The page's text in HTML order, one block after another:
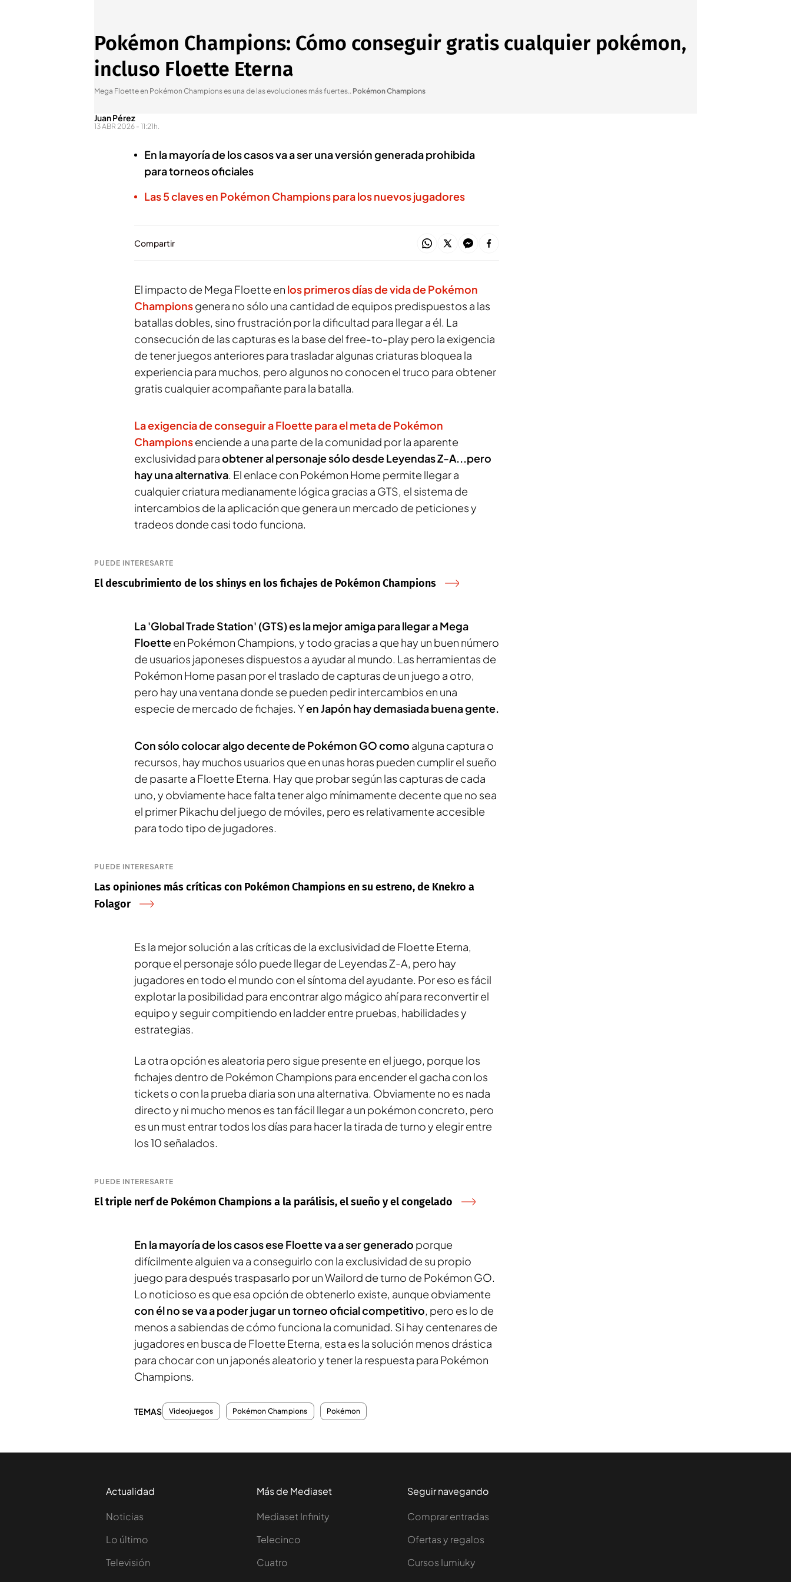
Pokémon Champions: Cómo conseguir gratis cualquier pokémon,
incluso Floette Eterna
Mega Floette en Pokémon Champions es una de las evoluciones más fuertes.. Pokémon Champions
Juan Pérez
13 ABR 2026 - 11:21h.
En la mayoría de los casos va a ser una versión generada prohibida
para torneos oficiales
Las 5 claves en Pokémon Champions para los nuevos jugadores
Compartir
El impacto de Mega Floette en los primeros días de vida de Pokémon
Championsgenera no sólo una cantidad de equipos predispuestos a las
batallas dobles, sino frustración por la dificultad para llegar a él. La
consecución de las capturas es la base del free-to-play pero la exigencia
de tener juegos anteriores para trasladar algunas criaturas bloquea la
experiencia para muchos, pero algunos no conocen el truco para obtener
gratis cualquier acompañante para la batalla.
La exigencia de conseguir a Floette para el meta de Pokémon
Championsenciende a una parte de la comunidad por la aparente
exclusividad paraobtener al personaje sólo desde Leyendas Z-A...pero
hay una alternativa. El enlace con Pokémon Home permite llegar a
cualquier criatura medianamente lógica gracias a GTS, el sistema de
intercambios de la aplicación que genera un mercado de peticiones y
tradeos donde casi todo funciona.
PUEDE INTERESARTE
El descubrimiento de los shinys en los fichajes de Pokémon Champions
La 'Global Trade Station' (GTS) es la mejor amiga para llegar a Mega
Floetteen Pokémon Champions, y todo gracias a que hay un buen número
de usuarios japoneses dispuestos a ayudar al mundo. Las herramientas de
Pokémon Home pasan por el traslado de capturas de un juego a otro,
pero hay una ventana donde se pueden pedir intercambios en una
especie de mercado de fichajes. Yen Japón hay demasiada buena gente.
Con sólo colocar algo decente de Pokémon GO como alguna captura o
recursos, hay muchos usuarios que en unas horas pueden cumplir el sueño
de pasarte a Floette Eterna. Hay que probar según las capturas de cada
uno, y obviamente hace falta tener algo mínimamente decente que no sea
el primer Pikachu del juego de móviles, pero es relativamente accesible
para todo tipo de jugadores.
PUEDE INTERESARTE
Las opiniones más críticas con Pokémon Champions en su estreno, de Knekro a
Folagor
Es la mejor solución a las críticas de la exclusividad de Floette Eterna,
porque el personaje sólo puede llegar de Leyendas Z-A, pero hay
jugadores en todo el mundo con el síntoma del ayudante. Por eso es fácil
explotar la posibilidad para encontrar algo mágico ahí para reconvertir el
equipo y seguir compitiendo en ladder entre pruebas, habilidades y
estrategias.
La otra opción es aleatoria pero sigue presente en el juego, porque los
fichajes dentro de Pokémon Champions para encender el gacha con los
tickets o con la prueba diaria son una alternativa. Obviamente no es nada
directo y ni mucho menos es tan fácil llegar a un pokémon concreto, pero
es un must entrar todos los días para hacer la tirada de turno y elegir entre
los 10 señalados.
PUEDE INTERESARTE
El triple nerf de Pokémon Champions a la parálisis, el sueño y el congelado
En la mayoría de los casos ese Floette va a ser generado porque
difícilmente alguien va a conseguirlo con la exclusividad de su propio
juego para después traspasarlo por un Wailord de turno de Pokémon GO.
Lo noticioso es que esa opción de obtenerlo existe, aunque obviamente
con él no se va a poder jugar un torneo oficial competitivo, pero es lo de
menos a sabiendas de cómo funciona la comunidad. Si hay centenares de
jugadores en busca de Floette Eterna, esta es la solución menos drástica
para chocar con un japonés aleatorio y tener la respuesta para Pokémon
Champions.
TEMAS Videojuegos Pokémon Champions Pokémon
Actualidad
Noticias
Lo último
Televisión
Más de Mediaset
Mediaset Infinity
Telecinco
Cuatro
Seguir navegando
Comprar entradas
Ofertas y regalos
Cursos Iumiuky